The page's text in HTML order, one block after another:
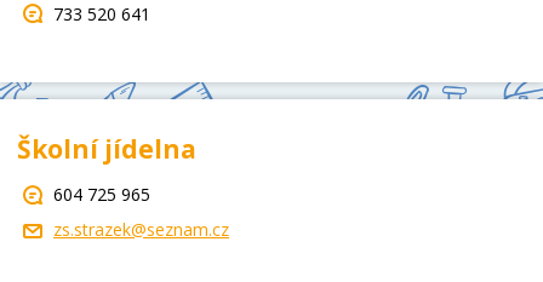
733 520 641
Školní jídelna
604 725 965
zs.strazek@seznam.cz